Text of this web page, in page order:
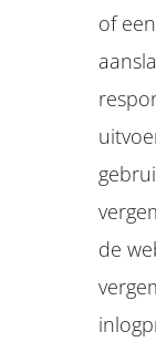
of
de